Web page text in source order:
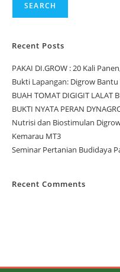
SEARCH
Recent Posts
PAKAI DI.GROW : 20 Kali
Bukti Lapangan: Digrow
BUAH TOMAT DIGIGIT LALAT
BUKTI NYATA PERAN
Nutrisi dan Biostimulan
Kemarau MT3
Seminar Pertanian Budidaya
Recent Comments